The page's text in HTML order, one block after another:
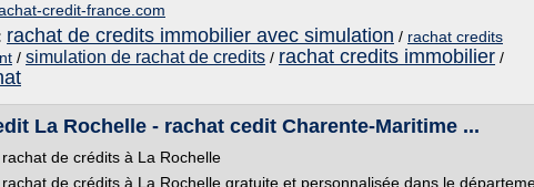
credit-france.com
rachat de credits immobilier avec simulation / rachat credits
/ simulation de rachat de credits / rachat credits immobilier /
La Rochelle - rachat cedit Charente-Maritime ...
de crédits à La Rochelle
de crédits à La Rochelle gratuite et personnalisée dans le